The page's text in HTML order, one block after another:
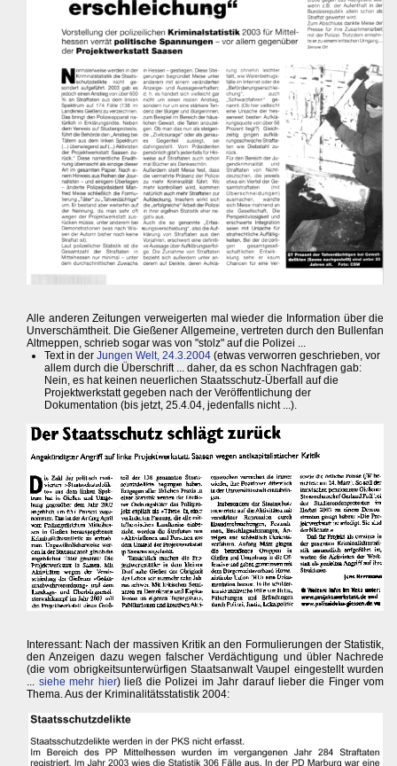
Alle anderen Zeitungen verweigerten mal wieder die Information über die
Unverschämtheit. Die Gießener Allgemeine, vertreten durch den Bullenfan
Altmeppen, schrieb sogar was von "stolz" auf die Polizei ...
Text in der Jungen Welt, 24.3.2004 (etwas verworren geschrieben, vor
allem durch die Überschrift ... daher, da es schon Nachfragen gab:
Nein, es hat keinen neuerlichen Staatsschutz-Überfall auf die
Projektwerkstatt gegeben nach der Veröffentlichung der
Dokumentation (bis jetzt, 25.4.04, jedenfalls nicht ...).
Interessant: Nach der massiven Kritik an den Formulierungen der Statistik,
den Anzeigen dazu wegen falscher Verdächtigung und übler Nachrede
(die vom obrigkeitsunterwürfigen Staatsanwalt Vaupel eingestellt wurden
siehe mehr hier) ließ die Polizei im Jahr darauf lieber die Finger vom
Thema. Aus der Kriminalitätsstatistik 2004: